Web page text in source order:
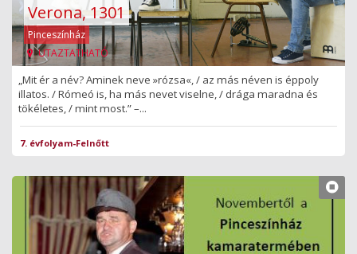
Verona, 1301
Pinceszínház
UTAZTATHATÓ
„Mit ér a név? Aminek neve »rózsa«, / az más néven is éppoly
illatos. / Rómeó is, ha más nevet viselne, / drága maradna és
tökéletes, / mint most.” –...
7. évfolyam-Felnőtt